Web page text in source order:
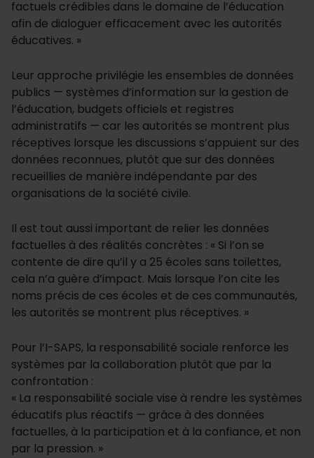
factuels crédibles dans le domaine de l’éducation
afin de dialoguer efficacement avec les autorités
éducatives. »
Leur approche privilégie les ensembles de données
publics — systèmes d’information sur la gestion de
l’éducation, budgets officiels et registres
administratifs — car les autorités se montrent plus
réceptives lorsque les discussions s’appuient sur des
données reconnues, plutôt que sur des données
recueillies de manière indépendante par des
organisations de la société civile.
Il est tout aussi important de relier les données
factuelles à des réalités concrètes : « Si l’on se
contente de dire qu’il y a 25 écoles sans toilettes,
cela n’a guère d’impact. Mais lorsque l’on cite les
noms précis de ces écoles et de ces communautés,
les autorités se montrent plus réceptives. »
Pour l’I-SAPS, la responsabilité sociale renforce les
systèmes par la collaboration plutôt que par la
confrontation :
« La responsabilité sociale vise à rendre les systèmes
éducatifs plus réactifs — grâce à des données
factuelles, à la participation et à la confiance, et non
par la pression. »